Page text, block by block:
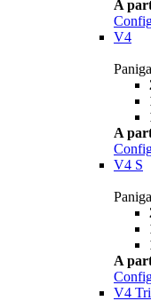
A
V4
A
V4 S
A
V4